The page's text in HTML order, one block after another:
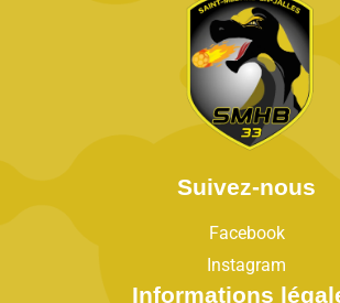
Suivez-nous
Facebook
Instagram
Informations